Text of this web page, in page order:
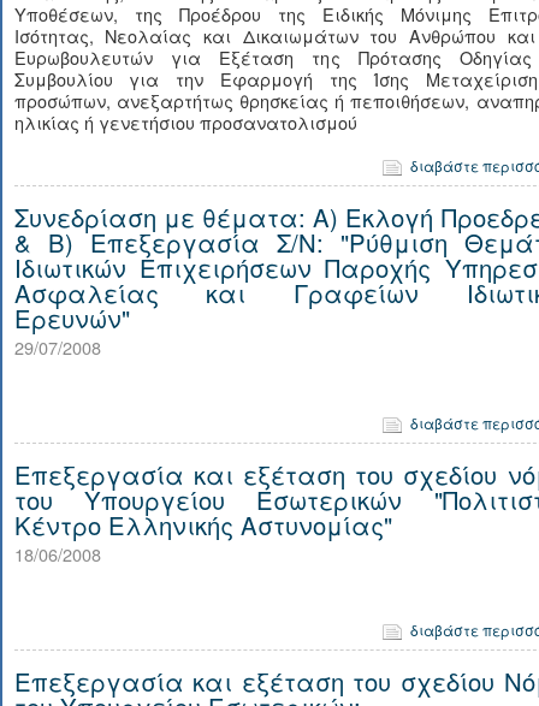
Υποθέσεων, της Προέδρου της Ειδικής Μόνιμης
Ισότητας, Νεολαίας και Δικαιωμάτων του Ανθρώπου
Ευρωβουλευτών για Εξέταση της Πρότασης
Συμβουλίου για την Εφαρμογή της Ίσης
προσώπων, ανεξαρτήτως θρησκείας ή πεποιθήσεων,
ηλικίας ή γενετήσιου προσανατολισμού
διαβάστε
Συνεδρίαση με θέματα: Α) Εκλογή
& Β) Επεξεργασία Σ/Ν: "Ρύθμιση
Ιδιωτικών Επιχειρήσεων Παροχής
Ασφαλείας και Γραφείων
Ερευνών"
29/07/2008
διαβάστε
Επεξεργασία και εξέταση του σχεδίου
του Υπουργείου Εσωτερικών
Κέντρο Ελληνικής Αστυνομίας"
18/06/2008
διαβάστε
Επεξεργασία και εξέταση του σχεδίου